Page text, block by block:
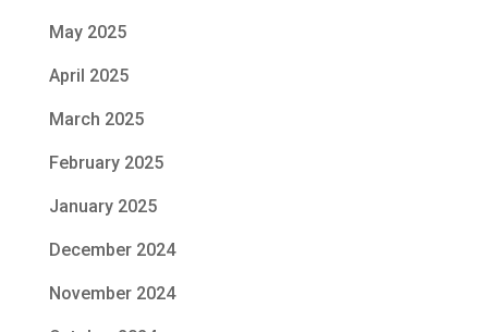
May 2025
April 2025
March 2025
February 2025
January 2025
December 2024
November 2024